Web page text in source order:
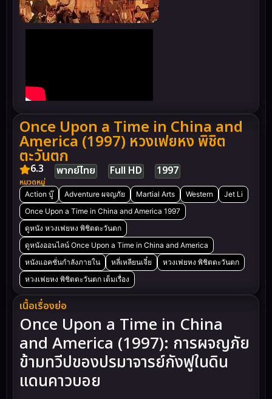
Once Upon a Time in China and
America (1997) หวงเฟยหง พิชิต
ตะวันตก
6.3 พากย์ไทย Full HD 1997
หมวดหมู่
Action บู๊ Adventure ผจญภัย Martial Arts Western
Jet Li
Once Upon a Time in China and America 1997
ดูหนัง หวงเฟยหง พิชิตตะวันตก
ดูหนังออนไลน์ Once Upon a Time in China and America
หนังแอคชั่นกำลังภายใน
หลี่เหลียนเจี๋ย
หวงเฟยหง พิชิตตะวันตก
หวงเฟยหง พิชิตตะวันตก เต็มเรื่อง
เนื้อเรื่องย่อ
Once Upon a Time in China
and America (1997): การผจญภัย
ข้ามทวีปของปรมาจารย์กังฟูในดิน
แดนคาวบอย